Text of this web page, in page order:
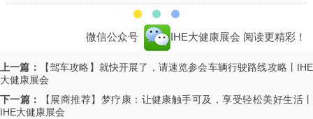
微信公众号 IHE大健康展会 阅读更精彩！
上一篇：
【驾车攻略】就快开展了，请速览参会车辆行驶路线攻略丨IHE
大健康展会
下一篇：
【展商推荐】梦疗康：让健康触手可及，享受轻松美好生活丨
IHE大健康展会